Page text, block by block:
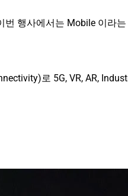
행사에서는 Mobile 이라
로 5G, VR, AR,